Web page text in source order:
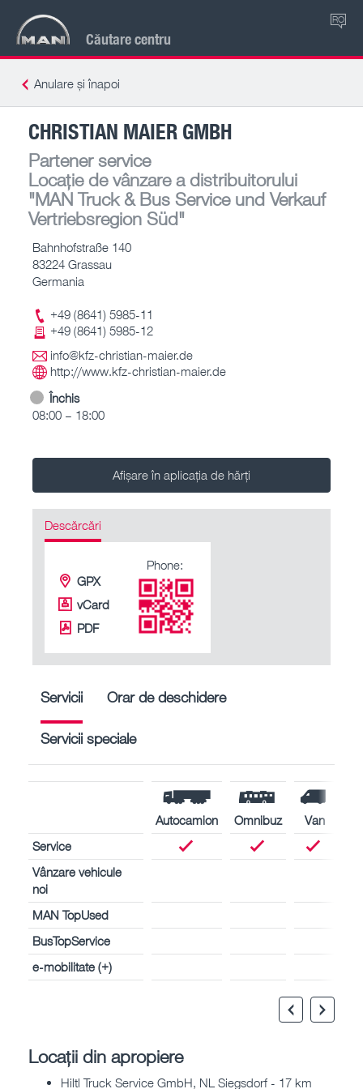
Căutare centru
RO
Anulare și înapoi
CHRISTIAN MAIER GMBH
Partener service
Locație de vânzare a distribuitorului
"MAN Truck & Bus Service und Verkauf
Vertriebsregion Süd"
Bahnhofstraße 140
83224 Grassau
Germania
+49 (8641) 5985-11
+49 (8641) 5985-12
info@kfz-christian-maier.de
http://www.kfz-christian-maier.de
Închis
08:00 – 18:00
Afișare în aplicația de hărți
Descărcări
GPX
vCard
PDF
Phone:
Servicii Orar de deschidere
Servicii speciale
Autocamion Omnibuz
Van
Service
Vânzare vehicule
noi
MAN TopUsed
BusTopService
e-mobilitate (+)
Locații din apropiere
Hiltl Truck Service GmbH, NL Siegsdorf - 17 km